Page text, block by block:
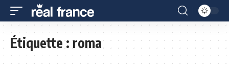
Étiquette :roma